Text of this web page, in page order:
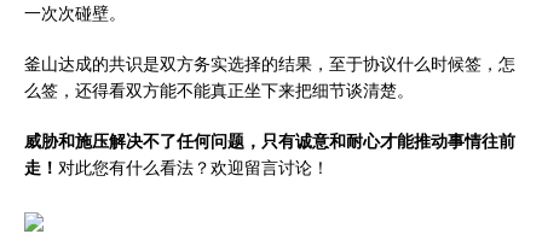
一次次碰壁。
釜山达成的共识是双方务实选择的结果，至于协议什么时候签，怎
么签，还得看双方能不能真正坐下来把细节谈清楚。
威胁和施压解决不了任何问题，只有诚意和耐心才能推动事情往前
走！ 对此您有什么看法？欢迎留言讨论！